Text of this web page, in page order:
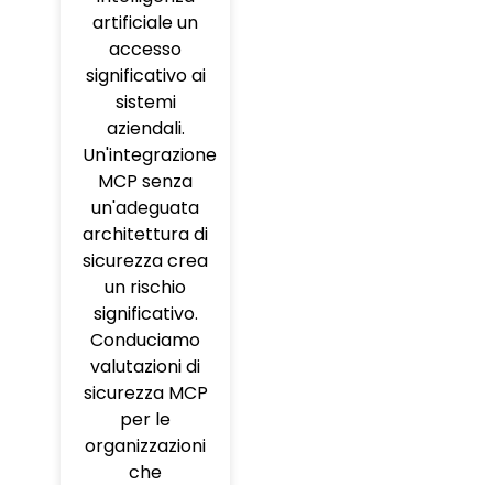
artificiale un
accesso
significativo ai
sistemi
aziendali.
Un'integrazione
MCP senza
un'adeguata
architettura di
sicurezza crea
un rischio
significativo.
Conduciamo
valutazioni di
sicurezza MCP
per le
organizzazioni
che